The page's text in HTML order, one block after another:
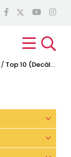
/ Top 10 (Decálogos prácticos)